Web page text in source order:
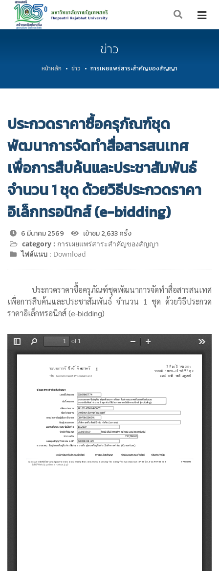
ข่าว
หน้าหลัก ข่าว การเผยแพร่สาระสำคัญของสัญญา
ประกวดราคาซื้อครุภัณฑ์ชุด
พัฒนาการจัดทำสื่อสารสนเทศ
เพื่อการสืบค้นและประชาสัมพันธ์
จำนวน 1 ชุด ด้วยวิธีประกวดราคา
อิเล็กทรอนิกส์ (e-bidding)
6 มีนาคม 2569 เข้าชม 2,633 ครั้ง
category : การเผยแพร่สาระสำคัญของสัญญา
ไฟล์แนบ : Download
ประกวดราคาซื้อครุภัณฑ์ชุดพัฒนาการจัดทำสื่อสารสนเทศ
เพื่อการสืบค้นและประชาสัมพันธ์ จำนวน 1 ชุด ด้วยวิธีประกวด
ราคาอิเล็กทรอนิกส์ (e-bidding)